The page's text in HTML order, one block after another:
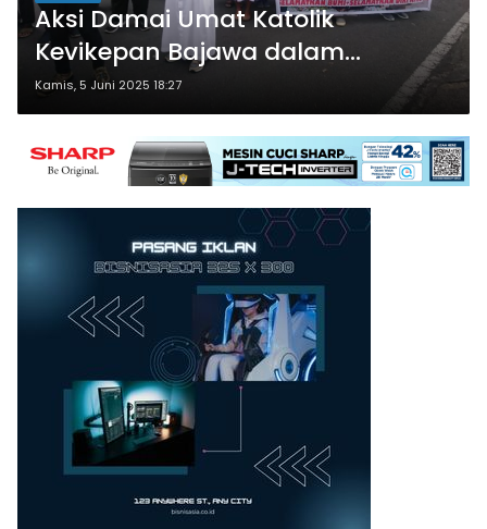
Aksi Damai Umat Katolik
Kevikepan Bajawa dalam
Peringatan Hari Lingkungan
Hidup Sedunia
Kamis, 5 Juni 2025 18:27